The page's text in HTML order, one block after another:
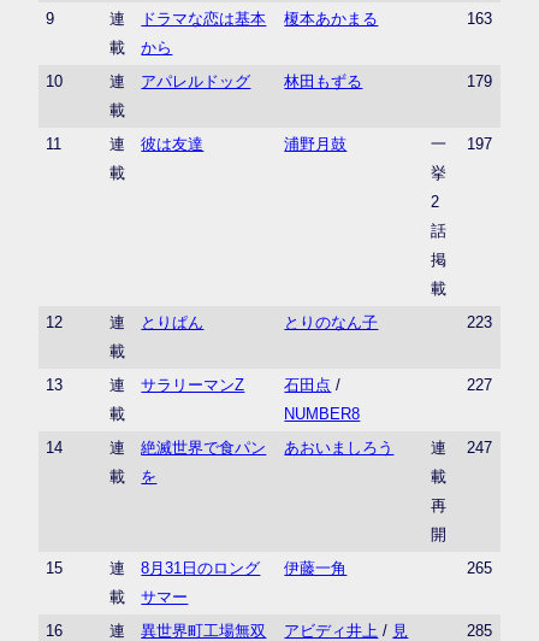
9
連
載
ドラマな恋は基本
から
榎本あかまる 163
10
連
載
アパレルドッグ 林田もずる 179
11
連
載
彼は友達 浦野月鼓
一
挙
2
話
掲
載
197
12
連
載
とりぱん とりのなん子 223
13
連
載
サラリーマンZ 石田点 /
NUMBER8
227
14
連
載
絶滅世界で食パン
を
あおいましろう
連
載
再
開
247
15
連
載
8月31日のロング
サマー
伊藤一角 265
16 連 異世界町工場無双 アビディ井上 / 見 285